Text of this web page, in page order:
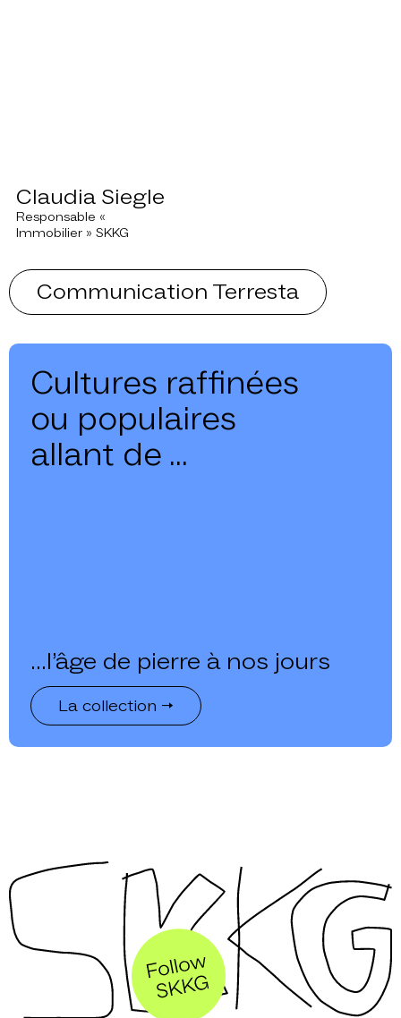
Claudia Siegle
Responsable «
Immobilier » SKKG
Communication Terresta
Cultures raffinées
ou populaires
allant de ...
...l’âge de pierre à nos jours
La collection →